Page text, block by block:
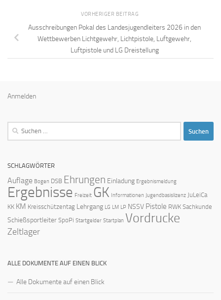
VORHERIGER BEITRAG
Ausschreibungen Pokal des Landesjugendleiters 2026 in den
Wettbewerben Lichtgewehr, Lichtpistole, Luftgewehr,
Luftpistole und LG Dreistellung
Anmelden
Suchen
SCHLAGWÖRTER
Auflage Bogen DSB Ehrungen Einladung Ergebnismeldung
Ergebnisse Freizeit GK Informationen Jugendbasislizenz JuLeiCa
KK KM Kreisschützentag Lehrgang LG LM LP NSSV Pistole RWK Sachkunde
Schießsportleiter SpoPi Startgelder Startplan Vordrucke
Zeltlager
ALLE DOKUMENTE AUF EINEN BLICK
Alle Dokumente auf einen Blick